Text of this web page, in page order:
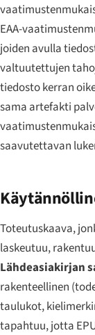
EAA-
joiden avulla
valtuutettujen
tiedosto kerran
sama artefakti
saavutettavan
Toteutuskaava,
laskeutuu,
Lähdeasiakirjan
rakenteellinen
taulukot,
tapahtuu, jotta